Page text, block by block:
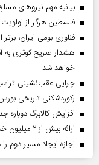
بیانیه مهم نیروهای
فلسطین هرگز از
فناوری بومی ایران،
هشدار صریح کوثری به
خواهد شد
چرایی عقب‌نشینی
رکوردشکنی تاریخی
افزایش کالابرگ
ارائه بیش از ۲ میلیون خدمت بهداشتی در اربعین حسینی
اجازه ایجاد مسیر دوم